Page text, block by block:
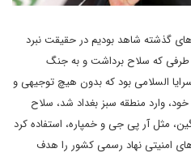
گذشته شاهد بودیم در حقیقت نبرد
طرفی که سلاح برداشت و به جنگ
السلامی بود که بدون هیچ توجیهی و
خود، وارد منطقه سبز بغداد شد، سلاح
مثل آر پی جی و خمپاره، استفاده کرد
امنیتی نهاد رسمی کشور را هدف